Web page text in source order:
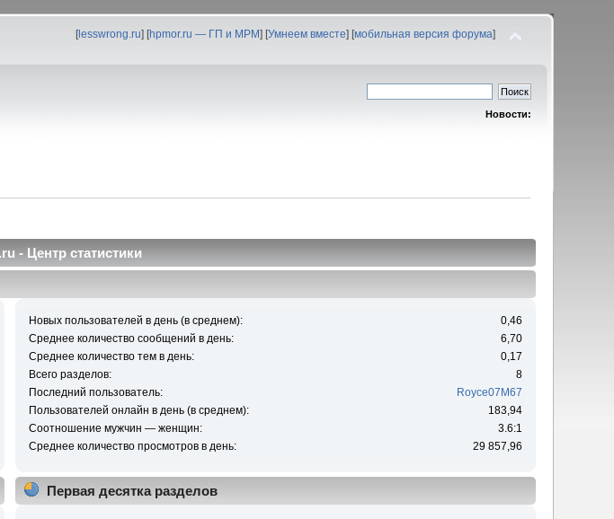
[lesswrong.ru] [hpmor.ru — ГП и МРМ] [Умнеем вместе] [мобильная версия форума]
Новости:
- Центр статистики
Новых пользователей в день (в среднем):
0,46
Среднее количество сообщений в день:
6,70
Среднее количество тем в день:
0,17
Всего разделов:
8
Последний пользователь:
Royce07M67
Пользователей онлайн в день (в среднем):
183,94
Соотношение мужчин — женщин:
3.6:1
Среднее количество просмотров в день:
29 857,96
Первая десятка разделов